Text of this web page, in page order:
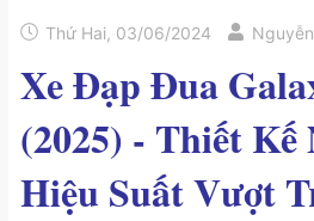
Thứ Hai, 03/06/2024
Xe Đạp Đua
(2025) - Thiết Kế
Hiệu Suất Vượt